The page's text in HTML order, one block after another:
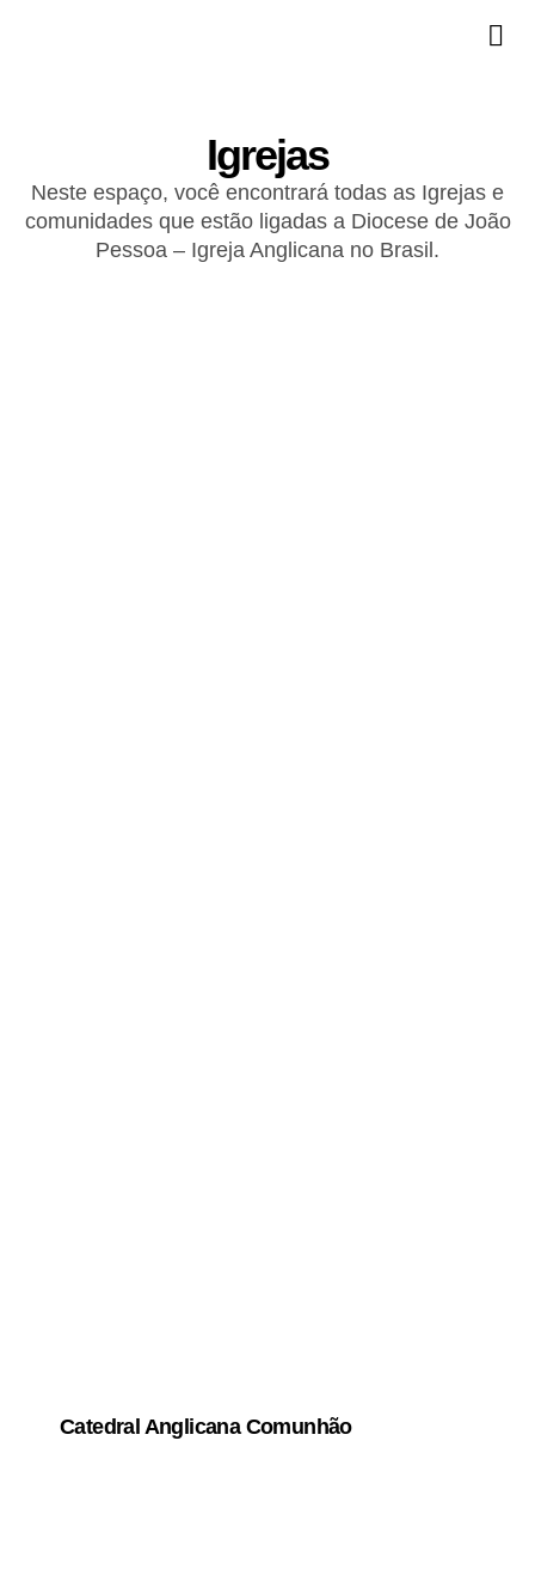
Igrejas
Neste espaço, você encontrará todas as Igrejas e
comunidades que estão ligadas a Diocese de João
Pessoa – Igreja Anglicana no Brasil.
Catedral Anglicana Comunhão